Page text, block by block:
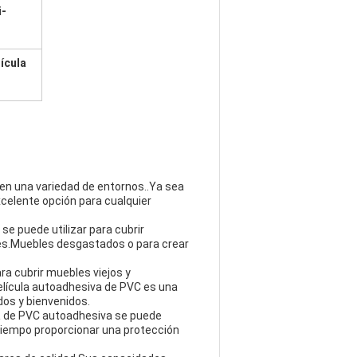
una variedad de entornos..Ya sea
opción para cualquier
puede utilizar para cubrir
desgastados o para crear
cubrir muebles viejos y
autoadhesiva de PVC es una
y bienvenidos.
PVC autoadhesiva se puede
proporcionar una protección